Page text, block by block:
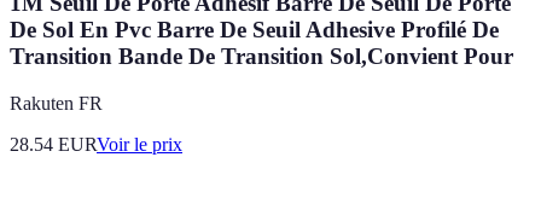
De Sol En Pvc Barre De Seuil Adhesive Profilé De
Transition Bande De Transition Sol,Convient Pour
Rakuten FR
28.54 EURVoir le prix